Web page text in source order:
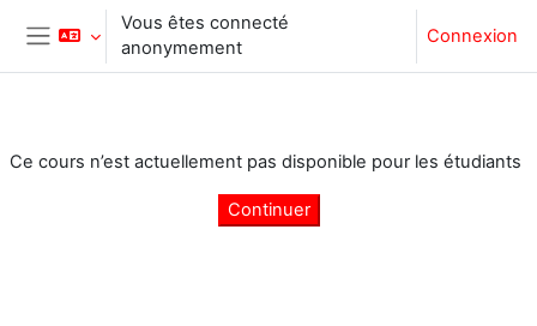
Passer au contenu principal
Panneau latéral
Vous êtes connecté
anonymement
Connexion
Ce cours n’est actuellement pas disponible pour les étudiants
Continuer